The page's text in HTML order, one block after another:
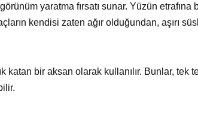
yaratma fırsatı sunar. Yüzün etrafına
kendisi zaten ağır olduğundan, aşırı
katan bir aksan olarak kullanılır. Bunlar, tek